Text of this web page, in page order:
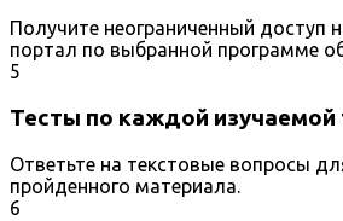
Получите неограниченный доступ
портал по выбранной программе
5
Тесты по каждой изучаемой
Ответьте на текстовые вопросы
пройденного материала.
6